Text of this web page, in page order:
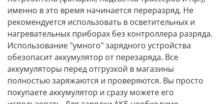
именно в это время начинается переразряд. Не
рекомендуется использовать в осветительных и
нагревательных приборах без контроллера разряда.
Использование "умного" зарядного устройства
обезопасит аккумулятор от перезаряда. Все
аккумуляторы перед отгрузкой в магазины
полностью заряжаются и проверяются. Вы просто
покупаете аккумулятор и сразу можете его